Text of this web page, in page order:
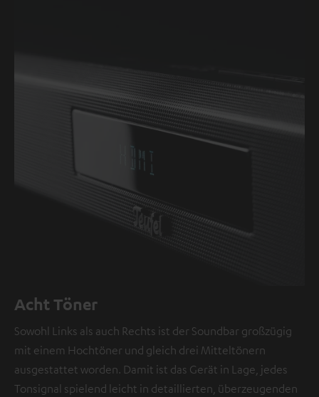
Acht Töner
Sowohl Links als auch Rechts ist der Soundbar großzügig
mit einem Hochtöner und gleich drei Mitteltönern
ausgestattet worden. Damit ist das Gerät in Lage, jedes
Tonsignal spielend leicht in detaillierten, überzeugenden